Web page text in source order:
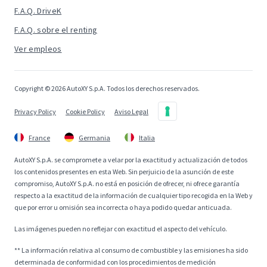
F.A.Q. DriveK
F.A.Q. sobre el renting
Ver empleos
Copyright © 2026 AutoXY S.p.A. Todos los derechos reservados.
Privacy Policy Cookie Policy Aviso Legal
France Germania Italia
AutoXY S.p.A. se compromete a velar por la exactitud y actualización de todos
los contenidos presentes en esta Web. Sin perjuicio de la asunción de este
compromiso, AutoXY S.p.A. no está en posición de ofrecer, ni ofrece garantía
respecto a la exactitud de la información de cualquier tipo recogida en la Web y
que por error u omisión sea incorrecta o haya podido quedar anticuada.
Las imágenes pueden no reflejar con exactitud el aspecto del vehículo.
** La información relativa al consumo de combustible y las emisiones ha sido
determinada de conformidad con los procedimientos de medición